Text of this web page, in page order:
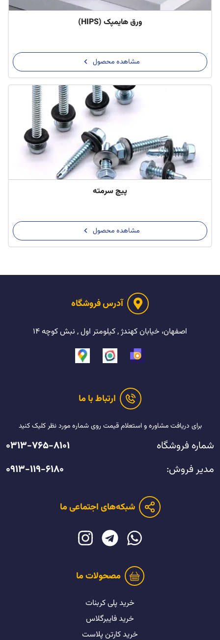
ورق هایمپک (HIPS)
مشاهده محصول
پیچ سرمته
مشاهده محصول
آدرس فروشگاه
اصفهان، خیابان کهندژ , کیلومتر اول , نبش کوچه ۱۴
ارتباط با ما
برای دریافت مشاوره و استعلام قیمت روی شماره مورد نظر کلیک کنید
شماره فروشگاه
۰۳۱۳-۷۶۵-۸۱۰۱
مدیر فروش:
۰۹۱۳-۱۱۹-۶۱۸۰
شبکه‌های اجتماعی ما
مصحولات ما
خرید پلی کربنات
خرید فایبرگلاس
خرید کارتن پلاست